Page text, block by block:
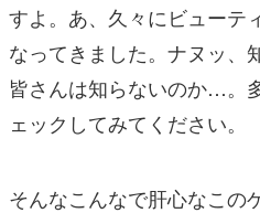
すよ。あ、久々にビューテ
なってきました。ナヌッ
皆さんは知らないのか…。
ェックしてみてください。
そんなこんなで肝心なこの